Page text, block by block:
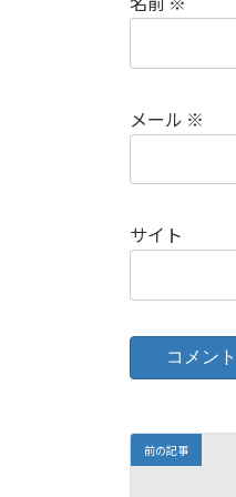
メール ※
サイト
前の記事